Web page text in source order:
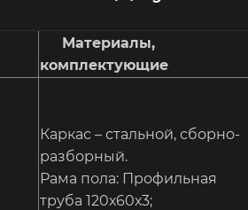
Материалы,
комплектующие
Каркас – стальной, сборно-
разборный.
Рама пола: Профильная
труба 120х60х3;